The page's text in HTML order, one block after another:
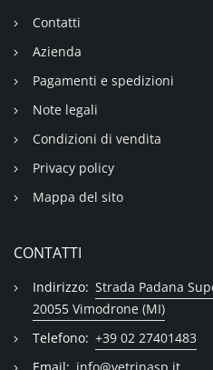
Contatti
Azienda
Pagamenti e spedizioni
Note legali
Condizioni di vendita
Privacy policy
Mappa del sito
CONTATTI
Indirizzo: Strada Padana
20055 Vimodrone (MI)
Telefono: +39 02 27401483